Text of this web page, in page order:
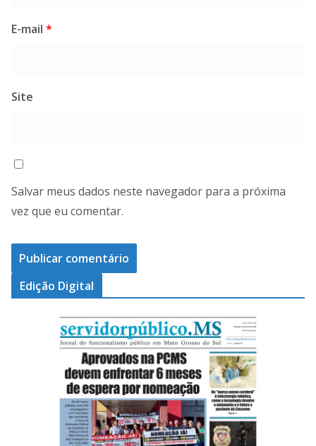
E-mail *
Site
Salvar meus dados neste navegador para a próxima
vez que eu comentar.
Edição Digital